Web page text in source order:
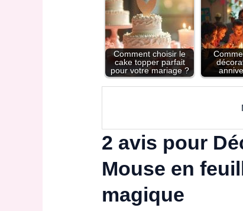
Comment choisir le
cake topper parfait
pour votre mariage ?
2 avis pour
Mouse en
magique